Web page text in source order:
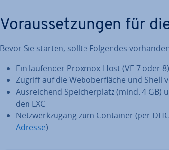
Vor­aus­set­zun­gen für
Bevor Sie starten, sollte Folgendes
Ein laufender Proxmox-Host (VE 7 oder 8)
Zugriff auf die Web­ober­flä­che und Shell
Aus­rei­chend Spei­cher­platz (mind. 4 GB)
den LXC
Netz­werk­zu­gang zum Container (per
Adresse)